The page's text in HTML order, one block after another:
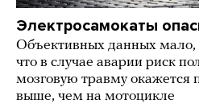
Электросамокаты
Объективных данных мало,
что в случае аварии риск
мозговую травму окажется
выше, чем на мотоцикле